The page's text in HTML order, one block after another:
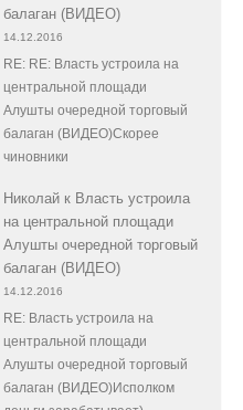
балаган (ВИДЕО)
14.12.2016
RE: RE: Власть устроила на
центральной площади
Алушты очередной торговый
балаган (ВИДЕО)Скорее
чиновники
Николайк Власть устроила
на центральной площади
Алушты очередной торговый
балаган (ВИДЕО)
14.12.2016
RE: Власть устроила на
центральной площади
Алушты очередной торговый
балаган (ВИДЕО)Исполком